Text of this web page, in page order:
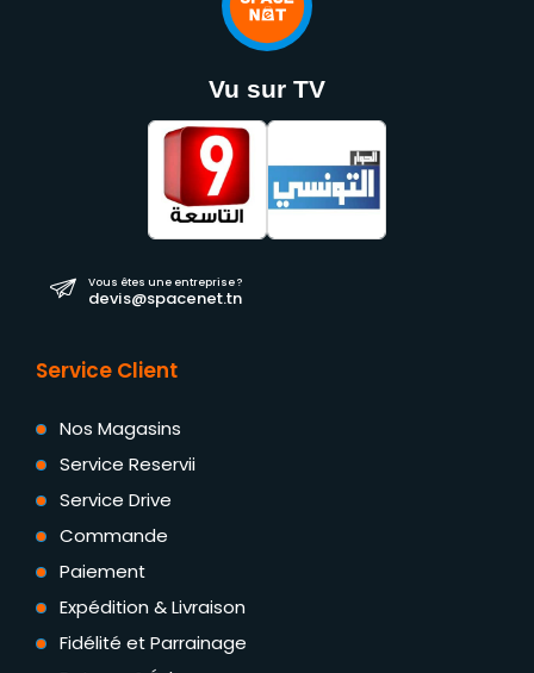
Vu sur TV
Vous êtes une entreprise ?
devis@spacenet.tn
Service Client
Nos Magasins
Service Reservii
Service Drive
Commande
Paiement
Expédition & Livraison
Fidélité et Parrainage